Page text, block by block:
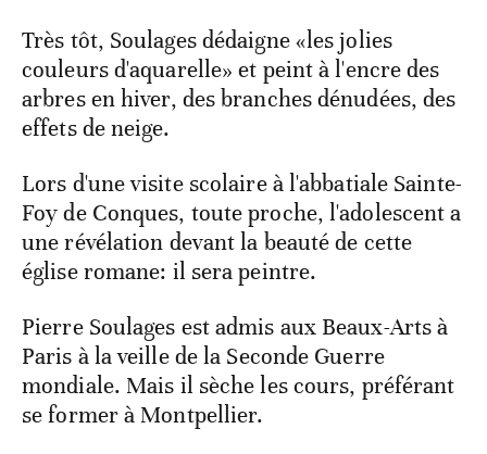
Très tôt, Soulages dédaigne «les jolies
couleurs d'aquarelle» et peint à l'encre des
arbres en hiver, des branches dénudées, des
effets de neige.
Lors d'une visite scolaire à l'abbatiale Sainte-
Foy de Conques, toute proche, l'adolescent a
une révélation devant la beauté de cette
église romane: il sera peintre.
Pierre Soulages est admis aux Beaux-Arts à
Paris à la veille de la Seconde Guerre
mondiale. Mais il sèche les cours, préférant
se former à Montpellier.